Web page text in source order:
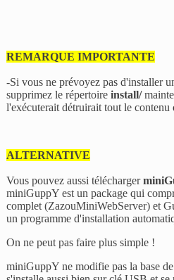
REMARQUE IMPORTANTE
-Si vous ne prévoyez pas d'installer
supprimez le répertoireinstall/
l'exécuterait détruirait tout le contenu
ALTERNATIVE
Vous pouvez aussi télécharger
miniGuppY est un package qui
complet (ZazouMiniWebServer) et
un programme d'installation
On ne peut pas faire plus simple !
miniGuppY ne modifie pas la base